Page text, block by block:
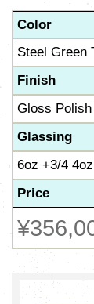
Color
Steel Green
Finish
Gloss Polish
Glassing
6oz +3/4
Price